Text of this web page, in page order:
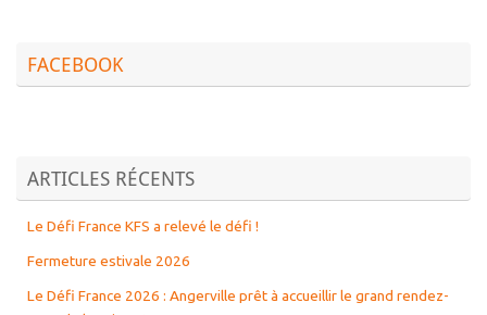
FACEBOOK
ARTICLES RÉCENTS
Le Défi France KFS a relevé le défi !
Fermeture estivale 2026
Le Défi France 2026 : Angerville prêt à accueillir le grand rendez-